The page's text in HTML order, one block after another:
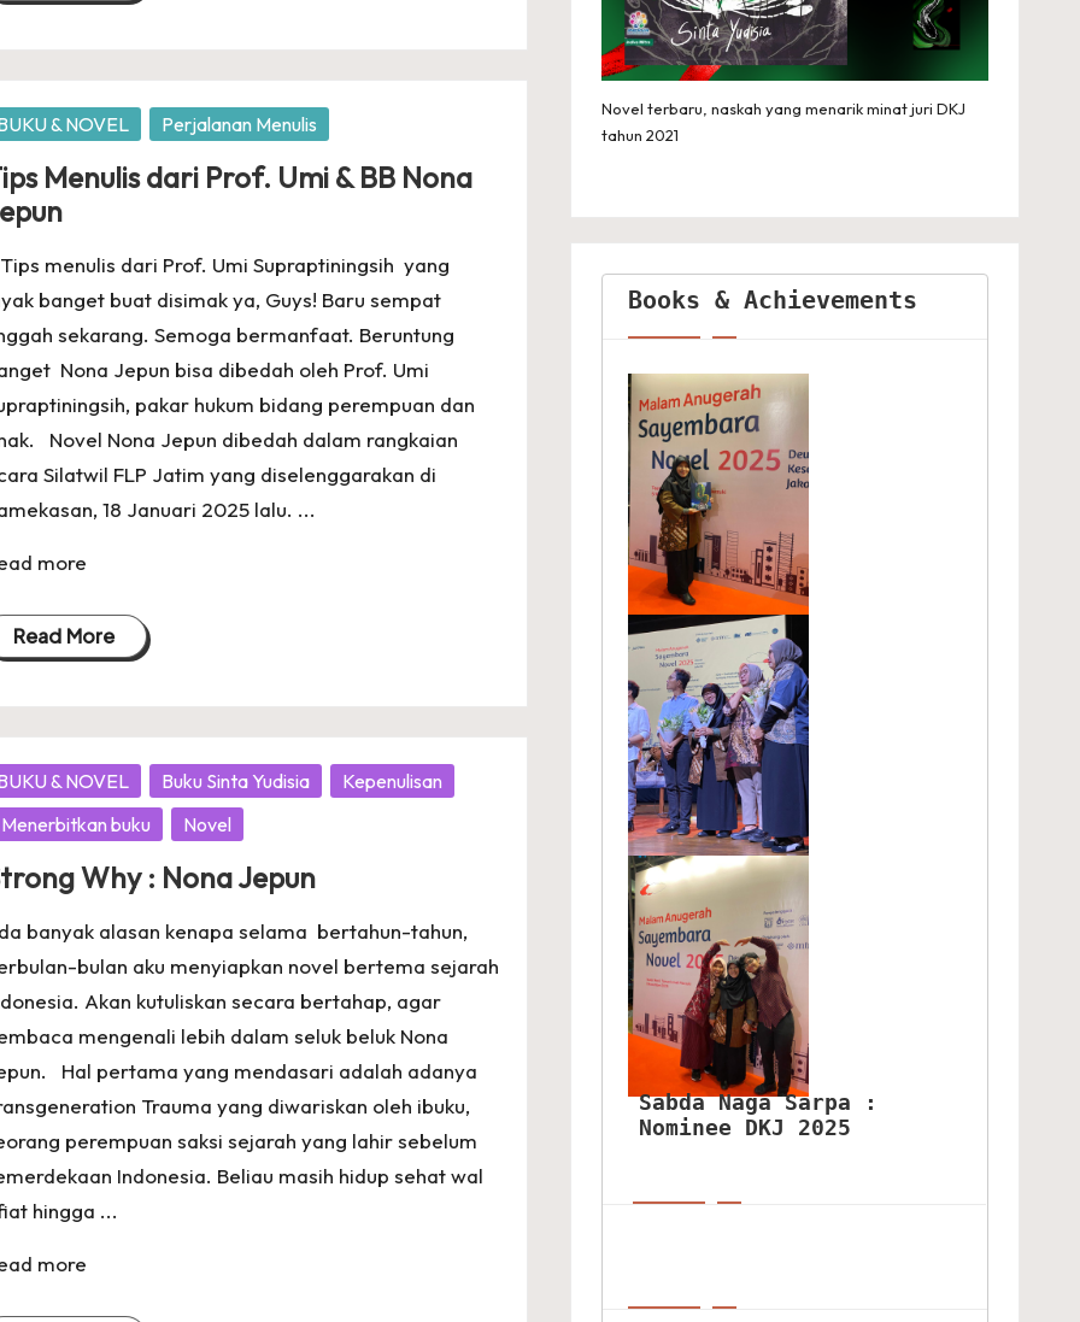
& NOVEL Perjalanan Menulis
Menulis dari Prof. Umi & BB Nona
menulis dari Prof. Umi Supraptiningsih yang
banget buat disimak ya, Guys! Baru sempat
sekarang. Semoga bermanfaat. Beruntung
Nona Jepun bisa dibedah oleh Prof. Umi
pakar hukum bidang perempuan dan
Novel Nona Jepun dibedah dalam rangkaian
Silatwil FLP Jatim yang diselenggarakan di
18 Januari 2025 lalu. ...
more
Read More
& NOVEL Buku Sinta Yudisia
Kepenulisan
Menerbitkan buku
Novel
Why : Nona Jepun
banyak alasan kenapa selama bertahun-tahun,
bulan aku menyiapkan novel bertema sejarah
Akan kutuliskan secara bertahap, agar
mengenali lebih dalam seluk beluk Nona
Hal pertama yang mendasari adalah adanya
Trauma yang diwariskan oleh ibuku,
perempuan saksi sejarah yang lahir sebelum
Indonesia. Beliau masih hidup sehat wal
hingga ...
more
Novel terbaru, naskah yang menarik minat juri DKJ
tahun 2021
Books & Achievements
Sabda Naga Sarpa :
Nominee DKJ 2025